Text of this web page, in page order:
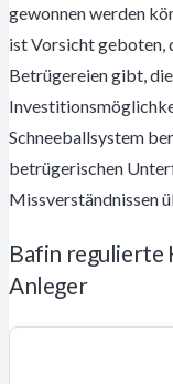
gewonnen werden
ist Vorsicht geboten,
Betrügereien gibt,
Schneeballsystem
betrügerischen
Missverständnissen
Bafin regulierte
Anleger